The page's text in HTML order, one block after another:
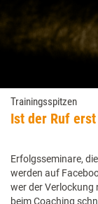
Trainingsspitzen
Ist der Ruf
Erfolgsseminare,
werden auf
wer der Verlockung
beim Coaching